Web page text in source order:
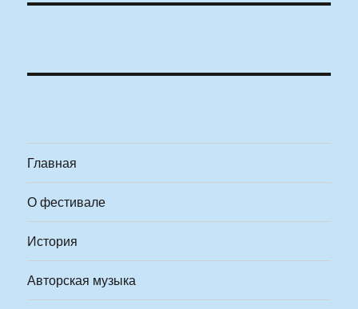
Главная
О фестивале
История
Авторская музыка